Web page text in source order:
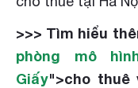
>>> Tìm hiểu
phòng mô
Giấy">cho thuê